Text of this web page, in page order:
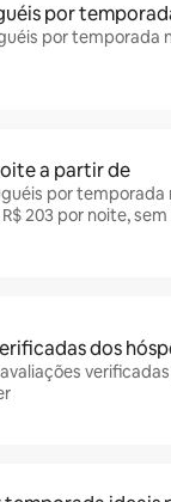
por
por temporada
a partir de
por temporada
203 por noite,
dos